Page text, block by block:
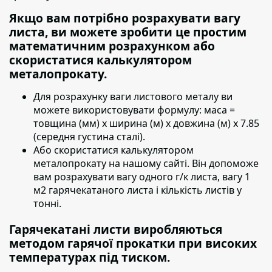
Якщо вам потрібно розрахувати вагу
листа, ви можете зробити це простим
математичним розрахунком або
скористатися калькулятором
металопрокату.
Для розрахунку ваги листового металу ви
можете використовувати формулу: маса =
товщина (мм) х ширина (м) х довжина (м) х 7.85
(середня густина сталі).
Або скористатися калькулятором
металопрокату на нашому сайті. Він допоможе
вам розрахувати вагу одного г/к листа, вагу 1
м2 гарячекатаного листа і кількість листів у
тонні.
Гарячекатані листи виробляються
методом гарячої прокатки при високих
температурах під тиском.